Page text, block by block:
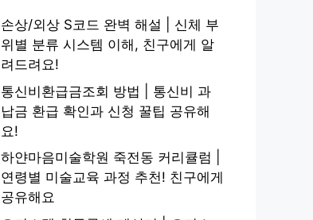
손상/외상 S코드 완벽 해설 | 신체 부
위별 분류 시스템 이해, 친구에게 알
려드려요!
통신비환급금조회 방법 | 통신비 과
납금 환급 확인과 신청 꿀팁 공유해
요!
하얀마음미술학원 죽전동 커리큘럼 |
연령별 미술교육 과정 추천! 친구에게
공유해요